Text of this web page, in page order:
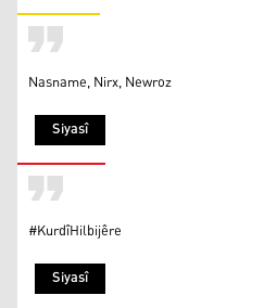
Siyasî
Nasname, Nirx, Newroz
Siyasî
#KurdîHilbijêre